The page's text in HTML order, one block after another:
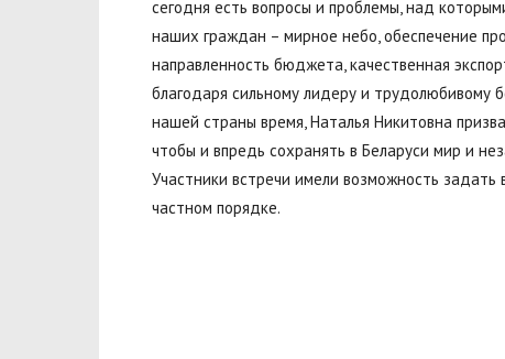
сегодня есть вопросы и проблемы, над
наших граждан – мирное небо, обеспечение
направленность бюджета, качественная
благодаря сильному лидеру и трудолюбивому
нашей страны время, Наталья Никитовна
чтобы и впредь сохранять в Беларуси мир и
Участники встречи имели возможность задать
частном порядке.